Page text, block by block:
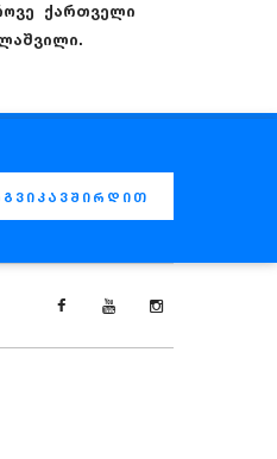
ქართველი